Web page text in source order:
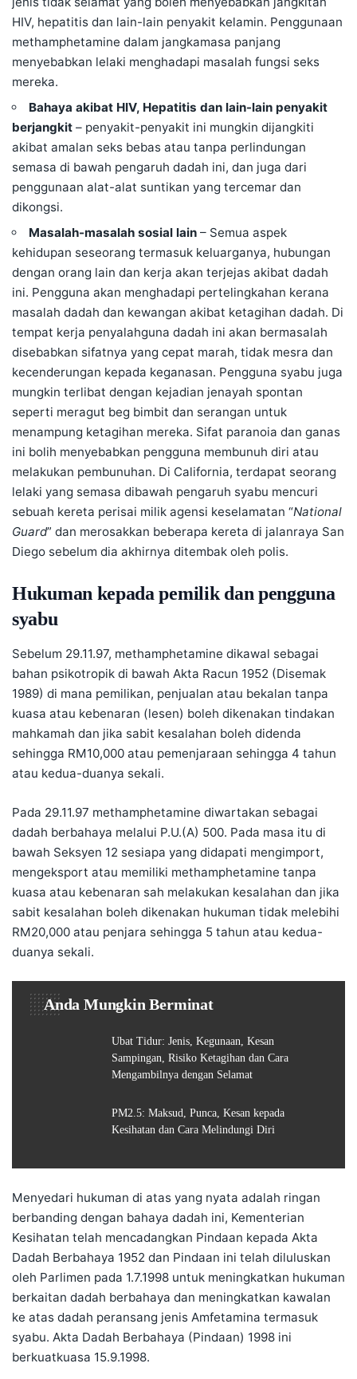
HIV, hepatitis dan lain-lain penyakit kelamin. Penggunaan
methamphetamine dalam jangkamasa panjang
menyebabkan lelaki menghadapi masalah fungsi seks
mereka.
Bahaya akibat HIV, Hepatitis dan lain-lain penyakit
berjangkit – penyakit-penyakit ini mungkin dijangkiti
akibat amalan seks bebas atau tanpa perlindungan
semasa di bawah pengaruh dadah ini, dan juga dari
penggunaan alat-alat suntikan yang tercemar dan
dikongsi.
Masalah-masalah sosial lain – Semua aspek
kehidupan seseorang termasuk keluarganya, hubungan
dengan orang lain dan kerja akan terjejas akibat dadah
ini. Pengguna akan menghadapi pertelingkahan kerana
masalah dadah dan kewangan akibat ketagihan dadah. Di
tempat kerja penyalahguna dadah ini akan bermasalah
disebabkan sifatnya yang cepat marah, tidak mesra dan
kecenderungan kepada keganasan. Pengguna syabu juga
mungkin terlibat dengan kejadian jenayah spontan
seperti meragut beg bimbit dan serangan untuk
menampung ketagihan mereka. Sifat paranoia dan ganas
ini bolih menyebabkan pengguna membunuh diri atau
melakukan pembunuhan. Di California, terdapat seorang
lelaki yang semasa dibawah pengaruh syabu mencuri
sebuah kereta perisai milik agensi keselamatan “National
Guard” dan merosakkan beberapa kereta di jalanraya San
Diego sebelum dia akhirnya ditembak oleh polis.
Hukuman kepada pemilik dan pengguna
syabu
Sebelum 29.11.97, methamphetamine dikawal sebagai
bahan psikotropik di bawah Akta Racun 1952 (Disemak
1989) di mana pemilikan, penjualan atau bekalan tanpa
kuasa atau kebenaran (lesen) boleh dikenakan tindakan
mahkamah dan jika sabit kesalahan boleh didenda
sehingga RM10,000 atau pemenjaraan sehingga 4 tahun
atau kedua-duanya sekali.
Pada 29.11.97 methamphetamine diwartakan sebagai
dadah berbahaya melalui P.U.(A) 500. Pada masa itu di
bawah Seksyen 12 sesiapa yang didapati mengimport,
mengeksport atau memiliki methamphetamine tanpa
kuasa atau kebenaran sah melakukan kesalahan dan jika
sabit kesalahan boleh dikenakan hukuman tidak melebihi
RM20,000 atau penjara sehingga 5 tahun atau kedua-
duanya sekali.
Anda Mungkin Berminat
Ubat Tidur: Jenis, Kegunaan, Kesan
Sampingan, Risiko Ketagihan dan Cara
Mengambilnya dengan Selamat
PM2.5: Maksud, Punca, Kesan kepada
Kesihatan dan Cara Melindungi Diri
Menyedari hukuman di atas yang nyata adalah ringan
berbanding dengan bahaya dadah ini, Kementerian
Kesihatan telah mencadangkan Pindaan kepada Akta
Dadah Berbahaya 1952 dan Pindaan ini telah diluluskan
oleh Parlimen pada 1.7.1998 untuk meningkatkan hukuman
berkaitan dadah berbahaya dan meningkatkan kawalan
ke atas dadah peransang jenis Amfetamina termasuk
syabu. Akta Dadah Berbahaya (Pindaan) 1998 ini
berkuatkuasa 15.9.1998.